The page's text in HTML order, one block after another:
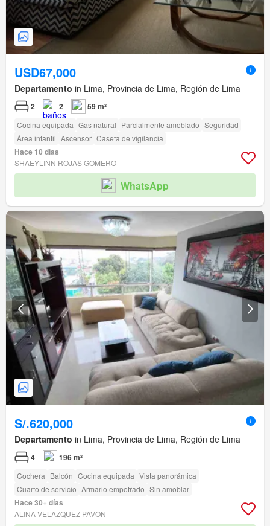
USD67,000
Departamento in Lima, Provincia de Lima, Región de Lima
2 2 59 m²
Cocina equipada Gas natural Parcialmente amoblado Seguridad
Área infantil Ascensor Caseta de vigilancia
Hace 10 días
SHAEYLINN ROJAS GOMERO
WhatsApp
S/.620,000
Departamento in Lima, Provincia de Lima, Región de Lima
4 196 m²
Cochera Balcón Cocina equipada Vista panorámica
Cuarto de servicio Armario empotrado Sin amoblar
Hace 30+ días
ALINA VELAZQUEZ PAVON